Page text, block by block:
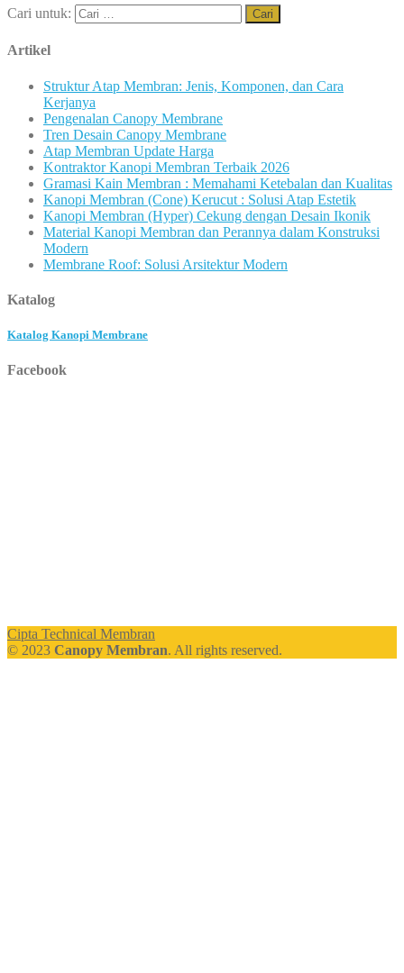
Cari untuk:
Artikel
Struktur Atap Membran: Jenis, Komponen, dan Cara
Kerjanya
Pengenalan Canopy Membrane
Tren Desain Canopy Membrane
Atap Membran Update Harga
Kontraktor Kanopi Membran Terbaik 2026
Gramasi Kain Membran : Memahami Ketebalan dan Kualitas
Kanopi Membran (Cone) Kerucut : Solusi Atap Estetik
Kanopi Membran (Hyper) Cekung dengan Desain Ikonik
Material Kanopi Membran dan Perannya dalam Konstruksi
Modern
Membrane Roof: Solusi Arsitektur Modern
Katalog
Katalog Kanopi Membrane
Facebook
Cipta Technical Membran
© 2023 Canopy Membran. All rights reserved.